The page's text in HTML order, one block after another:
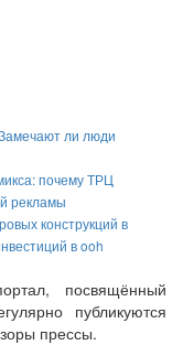
ли люди
почему ТРЦ
рекламы
конструкций в
в ooh
посвящённый
публикуются
прессы.